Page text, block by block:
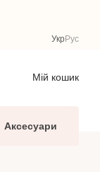
УкрРус
Мій кошик
Аксесуари